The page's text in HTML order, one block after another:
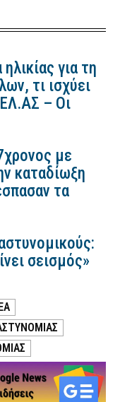
για τη
τι ισχύει
– Οι
με
καταδίωξη
τα
σεισμός»